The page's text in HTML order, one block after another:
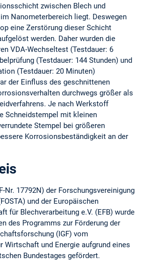
zwischen Blech und
Nanometerbereich liegt. Deswegen
eine Zerstörung dieser Schicht
werden. Daher wurden die
VDA-Wechseltest (Testdauer: 6
(Testdauer: 144 Stunden) und
(Testdauer: 20 Minuten)
der Einfluss des geschnittenen
durchwegs größer als
Je nach Werkstoff
Schneidstempel mit kleinen
Stempel bei größeren
Korrosionsbeständigkeit an der
Nr. 17792N) der Forschungsvereinigung
und der Europäischen
für Blechverarbeitung e.V. (EFB) wurde
des Programms zur Förderung der
(IGF) vom
Wirtschaft und Energie aufgrund eines
Bundestages gefördert.